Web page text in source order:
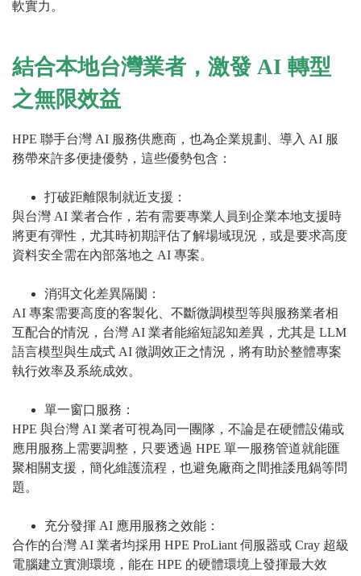
軟實力。
結合本地台灣業者，激發 AI 轉型
之無限效益
HPE 聯手台灣 AI 服務供應商，也為企業規劃、導入 AI 服
務帶來許多便捷優勢，這些優勢包含：
打破距離限制就近支援：
與台灣 AI 業者合作，若有需要專業人員到企業本地支援時
將更有彈性，尤其時初期評估了解場域現況，或是要求高度
資料安全需在內部落地之 AI 專案。
消弭文化差異隔閡：
AI 專案需要高度的客製化、不斷微調模型等與服務業者相
互配合的情況，台灣 AI 業者能縮短認知差異，尤其是 LLM
語言模型與生成式 AI 微調效正之情況，將有助於整體專案
執行效率及系統成效。
單一窗口服務：
HPE 與台灣 AI 業者可視為同一團隊，不論是在硬體設備或
應用服務上需要調整，只要透過 HPE 單一服務管道就能匯
聚相關支援，簡化維護流程，也避免廠商之間推諉甩鍋等問
題。
充分發揮 AI 應用服務之效能：
合作的台灣 AI 業者均採用 HPE ProLiant 伺服器或 Cray 超級
電腦建立實測環境，能在 HPE 的硬體環境上發揮最大效